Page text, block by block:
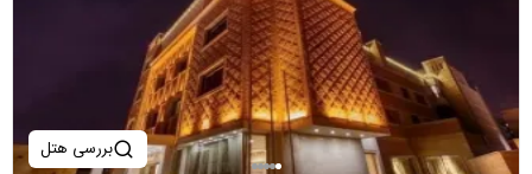
بررسی هتل